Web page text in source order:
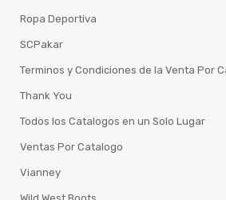
Ropa Deportiva
SCPakar
Terminos y Condiciones de la Venta Por
Thank You
Todos los Catalogos en un Solo Lugar
Ventas Por Catalogo
Vianney